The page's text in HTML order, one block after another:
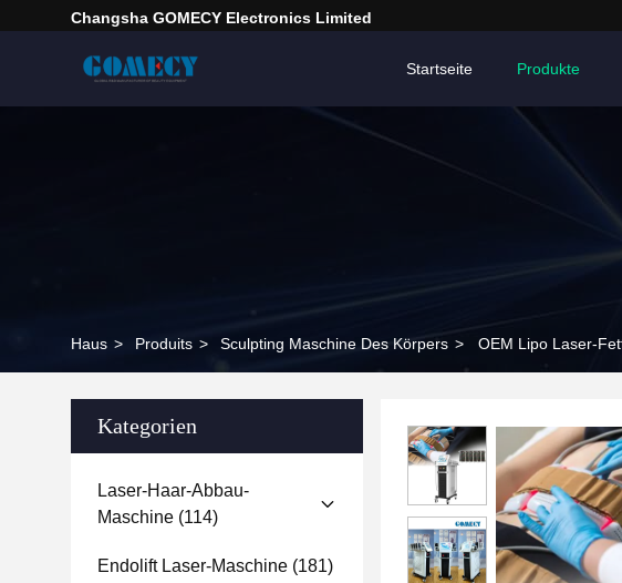
Changsha GOMECY Electronics Limited
Startseite Produkte
Haus > Produits > Sculpting Maschine Des Körpers > OEM Lipo Laser-
Kategorien
Laser-Haar-Abbau-
Maschine (114)
Endolift Laser-Maschine (181)